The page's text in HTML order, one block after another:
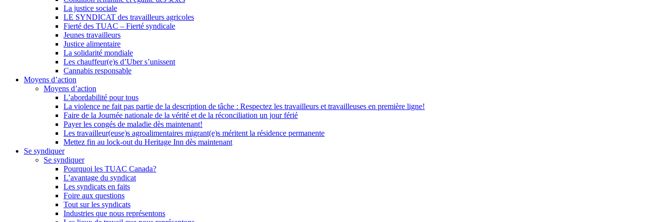
La justice sociale
LE SYNDICAT des travailleurs agricoles
Fierté des TUAC – Fierté syndicale
Jeunes travailleurs
Justice alimentaire
La solidarité mondiale
Les chauffeur(e)s d’Uber s’unissent
Cannabis responsable
Moyens d’action
Moyens d’action
L’abordabilité pour tous
La violence ne fait pas partie de la description de tâche : Respectez les travailleurs et travailleuses en première ligne!
Faire de la Journée nationale de la vérité et de la réconciliation un jour férié
Payer les congés de maladie dès maintenant!
Les travailleur(euse)s agroalimentaires migrant(e)s méritent la résidence permanente
Mettez fin au lock-out du Heritage Inn dès maintenant
Se syndiquer
Se syndiquer
Pourquoi les TUAC Canada?
L’avantage du syndicat
Les syndicats en faits
Foire aux questions
Tout sur les syndicats
Industries que nous représentons